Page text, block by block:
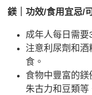
鎂｜功效/食用宜忌/
成年人每日需要
注意利尿劑和
食。
食物中豐富的
朱古力和豆類等